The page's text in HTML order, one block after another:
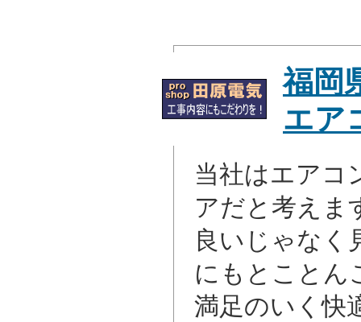
福岡
エア
当社はエアコ
アだと考えま
良いじゃなく
にもとことん
満足のいく快